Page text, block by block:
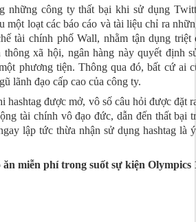
những công ty thất bại khi sử dụng
một loạt các báo cáo và tài liệu chỉ ra
tài chính phố Wall, nhằm tận dụng triệt
thông xã hội, ngân hàng này quyết định
phương tiện. Thông qua đó, bất cứ ai
lãnh đạo cấp cao của công ty.
hashtag được mở, vô số câu hỏi được đặt
tài chính vô đạo đức, dẫn đến thất bại
lập tức thừa nhận sử dụng hashtag là
ăn miễn phí trong suốt sự kiện Olympics